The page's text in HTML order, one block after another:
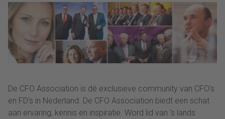
De CFO Association is dé exclusieve community van CFO's
en FD's in Nederland. De CFO Association biedt een schat
aan ervaring, kennis en inspiratie. Word lid van ‘s lands